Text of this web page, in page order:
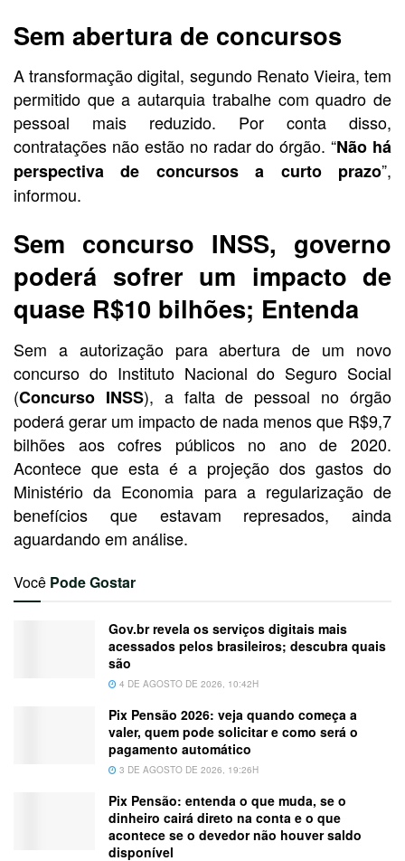
Sem abertura de concursos
A transformação digital, segundo Renato Vieira, tem
permitido que a autarquia trabalhe com quadro de
pessoal mais reduzido. Por conta disso,
contratações não estão no radar do órgão. “Não há
perspectiva de concursos a curto prazo”,
informou.
Sem concurso INSS, governo
poderá sofrer um impacto de
quase R$10 bilhões; Entenda
Sem a autorização para abertura de um novo
concurso do Instituto Nacional do Seguro Social
(Concurso INSS), a falta de pessoal no órgão
poderá gerar um impacto de nada menos que R$9,7
bilhões aos cofres públicos no ano de 2020.
Acontece que esta é a projeção dos gastos do
Ministério da Economia para a regularização de
benefícios que estavam represados, ainda
aguardando em análise.
Você Pode Gostar
Gov.br revela os serviços digitais mais
acessados pelos brasileiros; descubra quais
são
4 DE AGOSTO DE 2026, 10:42H
Pix Pensão 2026: veja quando começa a
valer, quem pode solicitar e como será o
pagamento automático
3 DE AGOSTO DE 2026, 19:26H
Pix Pensão: entenda o que muda, se o
dinheiro cairá direto na conta e o que
acontece se o devedor não houver saldo
disponível